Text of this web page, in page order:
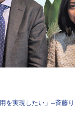
を実現したい」―斉藤